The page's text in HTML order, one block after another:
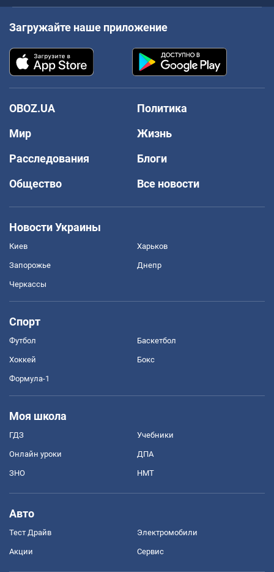
Загружайте наше приложение
OBOZ.UA
Политика
Мир
Жизнь
Расследования
Блоги
Общество
Все новости
Новости Украины
Киев Харьков
Запорожье Днепр
Черкассы
Спорт
Футбол Баскетбол
Хоккей Бокс
Формула-1
Моя школа
ГДЗ Учебники
Онлайн уроки ДПА
ЗНО НМТ
Авто
Тест Драйв Электромобили
Акции Сервис